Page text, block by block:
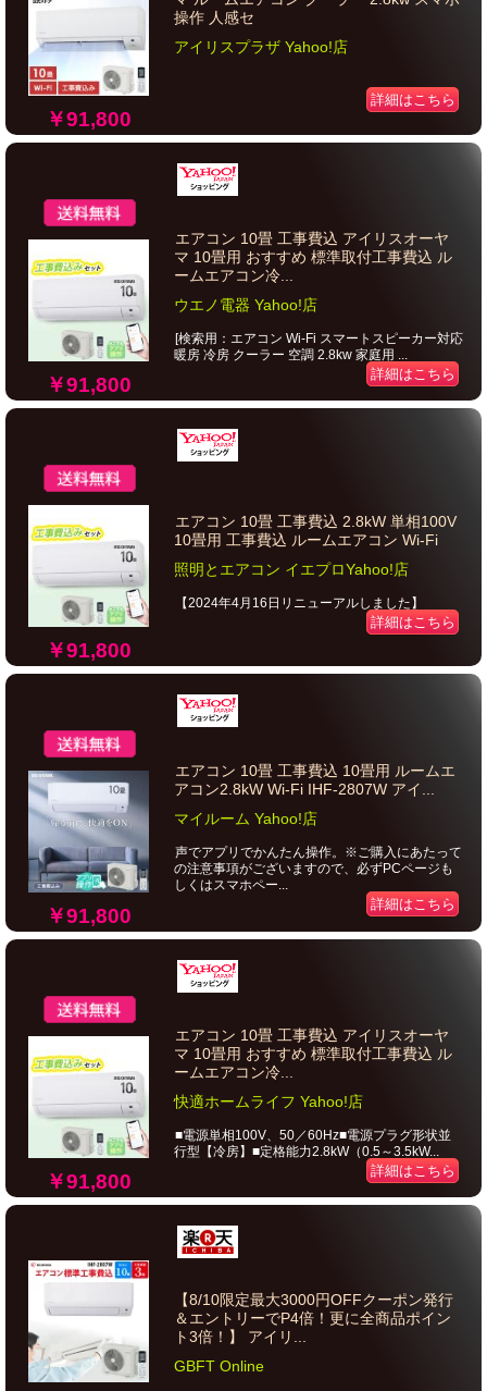
￥91,800
操作 人感セ
アイリスプラザ Yahoo!店
詳細はこちら
￥91,800
エアコン 10畳 工事費込 アイリスオーヤ
マ 10畳用 おすすめ 標準取付工事費込 ル
ームエアコン冷...
ウエノ電器 Yahoo!店
[検索用：エアコン Wi-Fi スマートスピーカー対応
暖房 冷房 クーラー 空調 2.8kw 家庭用 ...
詳細はこちら
￥91,800
エアコン 10畳 工事費込 2.8kW 単相100V
10畳用 工事費込 ルームエアコン Wi-Fi
照明とエアコン イエプロYahoo!店
【2024年4月16日リニューアルしました】
詳細はこちら
￥91,800
エアコン 10畳 工事費込 10畳用 ルームエ
アコン2.8kW Wi-Fi IHF-2807W アイ...
マイルーム Yahoo!店
声でアプリでかんたん操作。※ご購入にあたって
の注意事項がございますので、必ずPCページも
しくはスマホペー...
詳細はこちら
￥91,800
エアコン 10畳 工事費込 アイリスオーヤ
マ 10畳用 おすすめ 標準取付工事費込 ル
ームエアコン冷...
快適ホームライフ Yahoo!店
■電源単相100V、50／60Hz■電源プラグ形状並
行型【冷房】■定格能力2.8kW（0.5～3.5kW...
詳細はこちら
【8/10限定最大3000円OFFクーポン発行
＆エントリーでP4倍！更に全商品ポイン
ト3倍！】 アイリ...
GBFT Online